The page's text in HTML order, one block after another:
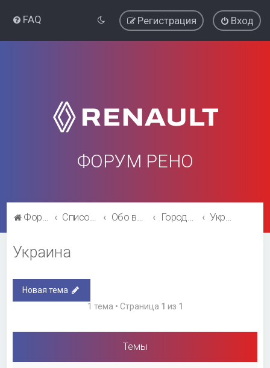
FAQ Вход
Регистрация
ФОРУМ РЕНО
Форум Рено Список форумов Обо всём остальном Города и регионы. Украина
Украина
Новая тема
1 тема • Страница 1 из 1
Темы